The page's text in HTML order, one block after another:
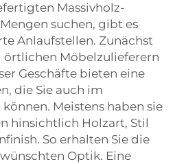
Massivholz-
suchen, gibt es
Anlaufstellen. Zunächst
örtlichen Möbelzulieferern
Geschäfte bieten eine
die Sie auch im
Meistens haben sie
hinsichtlich Holzart, Stil
So erhalten Sie die
Optik. Eine